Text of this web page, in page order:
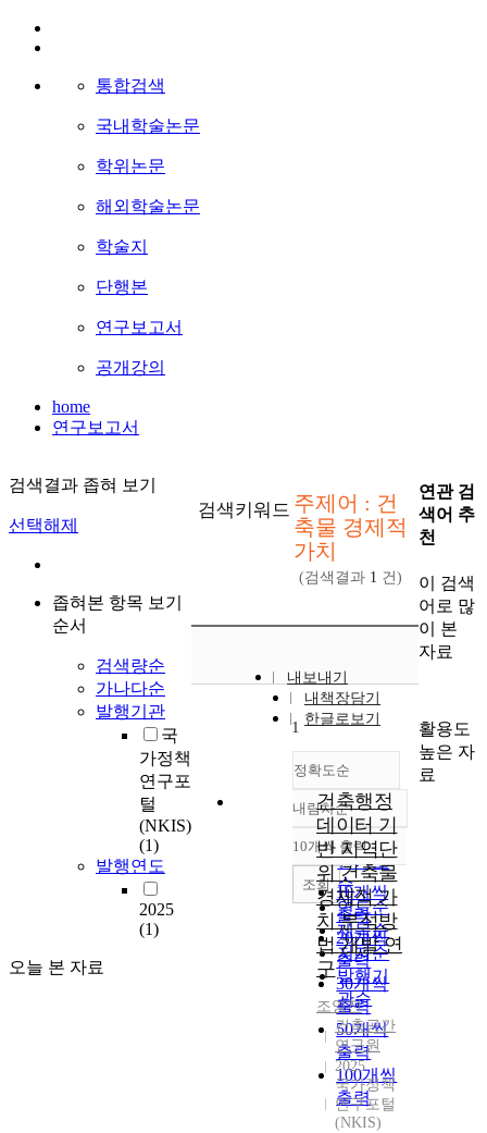
통합검색
국내학술논문
학위논문
해외학술논문
학술지
단행본
연구보고서
공개강의
home
연구보고서
검색결과 좁혀 보기
선택해제
좁혀본 항목 보기
순서
검색량순
가나다순
발행기관
국
가정책
연구포
털
(NKIS)
(1)
발행연도
2025
(1)
오늘 본 자료
검색키워드 주제어 : 건
축물 경제적
가치
(검색결과 1 건)
내보내기
내책장담기
한글로보기
정확도순
정확도
순
인기도
순
연도순
제목순
저자순
발행기
관순
내림차순
내림차순
10개씩 출력
10개씩
출력
20개씩
출력
30개씩
출력
50개씩
출력
100개씩
출력
조회
1
건축행정
데이터 기
반 지역단
위 건축물
경제적 가
치 분석방
법 개발 연
구
조영진
건축공간
연구원
2025
국가정책
연구포털
(NKIS)
연관 검
색어 추
천
이 검색
어로 많
이 본
자료
활용도
높은 자
료